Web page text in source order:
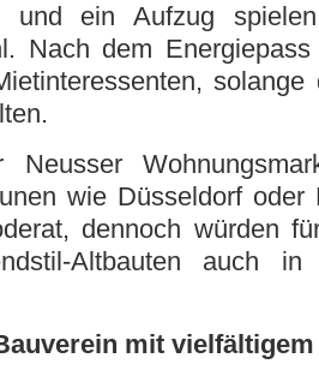
und ein Aufzug
Nach dem
Neusser
wie Düsseldorf
dennoch würden
Altbauten auch in
mit